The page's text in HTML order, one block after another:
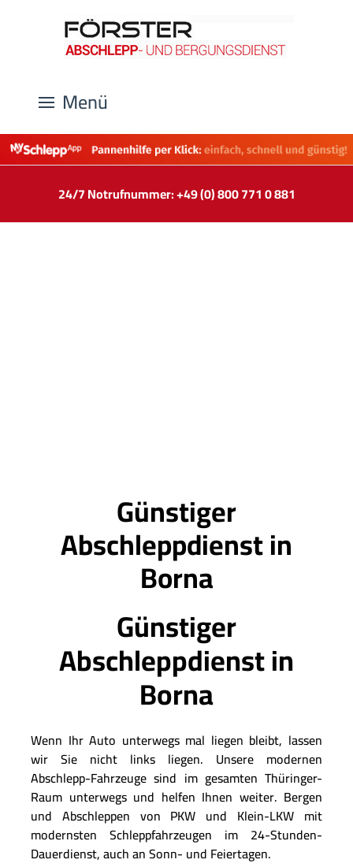
Menü
24/7 Notrufnummer: +49 (0) 800 771 0 881
Günstiger
Abschleppdienst in
Borna
Günstiger
Abschleppdienst in
Borna
Wenn Ihr Auto unterwegs mal liegen bleibt, lassen
wir Sie nicht links liegen. Unsere modernen
Abschlepp-Fahrzeuge sind im gesamten Thüringer-
Raum unterwegs und helfen Ihnen weiter. Bergen
und Abschleppen von PKW und Klein-LKW mit
modernsten Schleppfahrzeugen im 24-Stunden-
Dauerdienst, auch an Sonn- und Feiertagen.